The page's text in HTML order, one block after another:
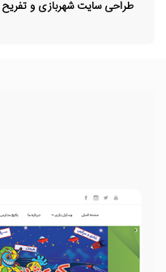
طراحی سایت شهربازی و تفریح